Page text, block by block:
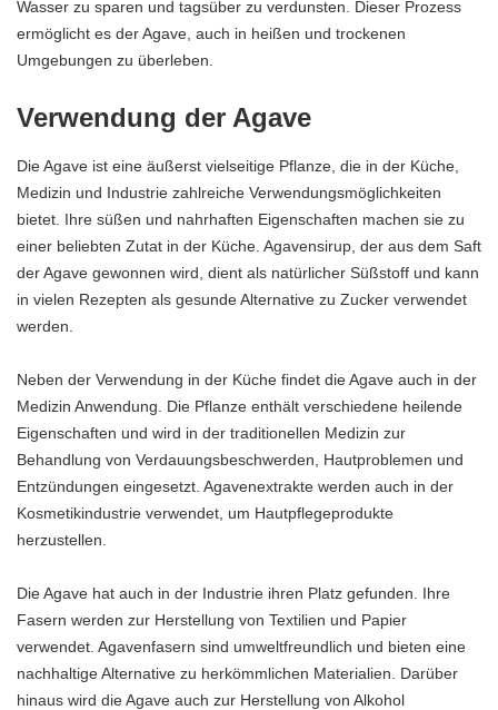
Wasser zu sparen und tagsüber zu verdunsten. Dieser Prozess
ermöglicht es der Agave, auch in heißen und trockenen
Umgebungen zu überleben.
Verwendung der Agave
Die Agave ist eine äußerst vielseitige Pflanze, die in der Küche,
Medizin und Industrie zahlreiche Verwendungsmöglichkeiten
bietet. Ihre süßen und nahrhaften Eigenschaften machen sie zu
einer beliebten Zutat in der Küche. Agavensirup, der aus dem Saft
der Agave gewonnen wird, dient als natürlicher Süßstoff und kann
in vielen Rezepten als gesunde Alternative zu Zucker verwendet
werden.
Neben der Verwendung in der Küche findet die Agave auch in der
Medizin Anwendung. Die Pflanze enthält verschiedene heilende
Eigenschaften und wird in der traditionellen Medizin zur
Behandlung von Verdauungsbeschwerden, Hautproblemen und
Entzündungen eingesetzt. Agavenextrakte werden auch in der
Kosmetikindustrie verwendet, um Hautpflegeprodukte
herzustellen.
Die Agave hat auch in der Industrie ihren Platz gefunden. Ihre
Fasern werden zur Herstellung von Textilien und Papier
verwendet. Agavenfasern sind umweltfreundlich und bieten eine
nachhaltige Alternative zu herkömmlichen Materialien. Darüber
hinaus wird die Agave auch zur Herstellung von Alkohol